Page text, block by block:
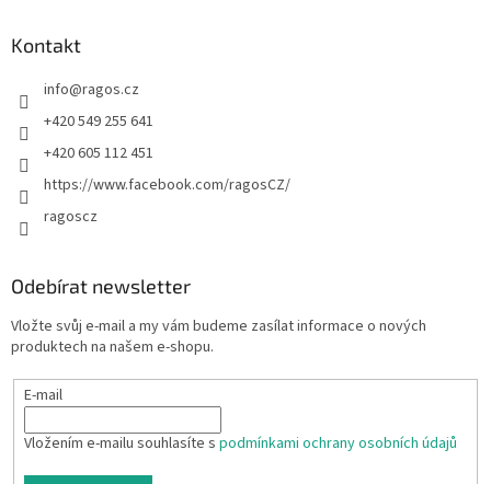
Kontakt
info@ragos.cz
+420 549 255 641
+420 605 112 451
https://www.facebook.com/ragosCZ/
ragoscz
Odebírat newsletter
Vložte svůj e-mail a my vám budeme zasílat informace o nových
produktech na našem e-shopu.
E-mail
Vložením e-mailu souhlasíte s podmínkami ochrany osobních údajů